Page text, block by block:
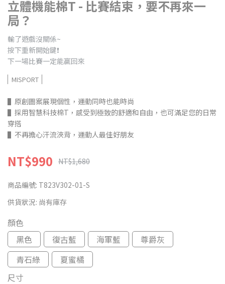
立體機能棉T - 比賽結束，要不再來一
局？
輸了遊戲沒關係~
按下重新開始鍵❗
下一場比賽一定能贏回來
MISPORT
▌原創圖案展現個性，運動同時也能時尚
▌採用智慧科技棉T，感受到極致的舒適和自由，也可滿足您的日常
穿搭
▌不再擔心汗流浹背，運動人最佳好朋友
NT$990 NT$1,680
商品編號: T823V302-01-S
供貨狀況: 尚有庫存
顏色
黑色
復古藍 海軍藍
尊爵灰
青石綠
夏蜜橘
尺寸